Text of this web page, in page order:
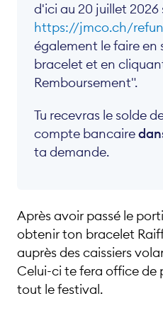
Français•
d'ici au 20 juillet 2026
https://jmco.ch/
également le faire
bracelet et en
Remboursement".
Tu recevras le solde
compte bancaire
ta demande.
Après avoir passé le
obtenir ton bracelet
auprès des caissiers
Celui-ci te fera office
tout le festival.